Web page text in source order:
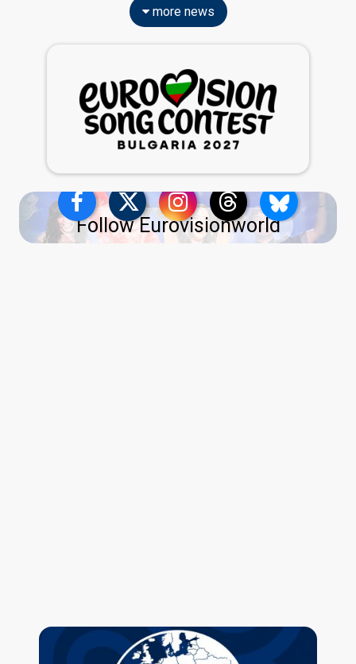
more news
Follow Eurovisionworld